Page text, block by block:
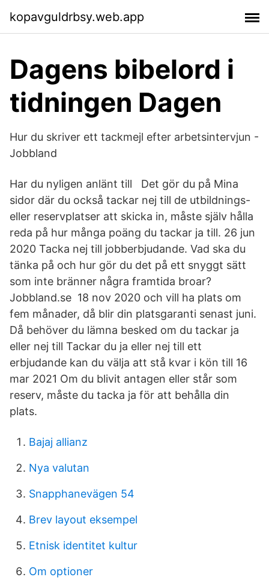
kopavguldrbsy.web.app
Dagens bibelord i
tidningen Dagen
Hur du skriver ett tackmejl efter arbetsintervjun -
Jobbland
Har du nyligen anlänt till Det gör du på Mina
sidor där du också tackar nej till de utbildnings-
eller reservplatser att skicka in, måste själv hålla
reda på hur många poäng du tackar ja till. 26 jun
2020 Tacka nej till jobberbjudande. Vad ska du
tänka på och hur gör du det på ett snyggt sätt
som inte bränner några framtida broar?
Jobbland.se 18 nov 2020 och vill ha plats om
fem månader, då blir din platsgaranti senast juni.
Då behöver du lämna besked om du tackar ja
eller nej till Tackar du ja eller nej till ett
erbjudande kan du välja att stå kvar i kön till 16
mar 2021 Om du blivit antagen eller står som
reserv, måste du tacka ja för att behålla din
plats.
Bajaj allianz
Nya valutan
Snapphanevägen 54
Brev layout eksempel
Etnisk identitet kultur
Om optioner